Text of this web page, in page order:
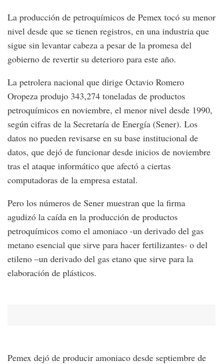
La producción de petroquímicos de Pemex tocó su menor
nivel desde que se tienen registros, en una industria que
sigue sin levantar cabeza a pesar de la promesa del
gobierno de revertir su deterioro para este año.
La petrolera nacional que dirige Octavio Romero
Oropeza produjo 343,274 toneladas de productos
petroquímicos en noviembre, el menor nivel desde 1990,
según cifras de la Secretaría de Energía (Sener). Los
datos no pueden revisarse en su base institucional de
datos, que dejó de funcionar desde inicios de noviembre
tras el ataque informático que afectó a ciertas
computadoras de la empresa estatal.
Pero los números de Sener muestran que la firma
agudizó la caída en la producción de productos
petroquímicos como el amoniaco -un derivado del gas
metano esencial que sirve para hacer fertilizantes- o del
etileno –un derivado del gas etano que sirve para la
elaboración de plásticos.
Pemex dejó de producir amoniaco desde septiembre de